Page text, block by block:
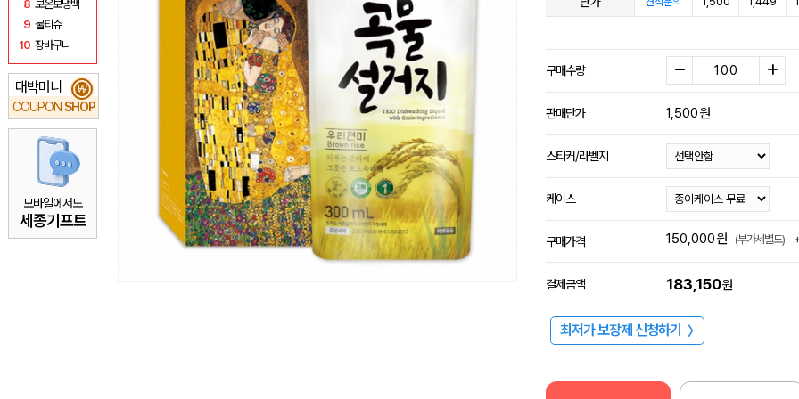
8 보온보냉백
9 물티슈
10 장바구니
대박머니
COUPON SHOP
₩
모바일에서도
세종기프트
구매수량
판매단가 1,500원
스티커/라벨지
케이스
구매가격 150,000원 (부가세별도)
결제금액 183,150원
최저가 보장제 신청하기 〉